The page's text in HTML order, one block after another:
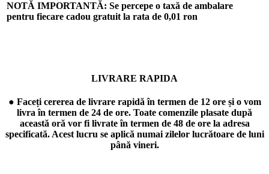
NOTĂ IMPORTANTĂ: Se percepe o taxă de ambalare
pentru fiecare cadou gratuit la rata de 0,01 ron
LIVRARE RAPIDA
● Faceți cererea de livrare rapidă în termen de 12 ore și o vom
livra în termen de 24 de ore. Toate comenzile plasate după
această oră vor fi livrate în termen de 48 de ore la adresa
specificată. Acest lucru se aplică numai zilelor lucrătoare de luni
până vineri.